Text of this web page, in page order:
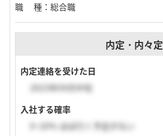
職種 ： 総合職
内定・内々定
内定連絡を受けた日
2023年04月中旬
入社する確率
0~20% ほぼ行く予定がない